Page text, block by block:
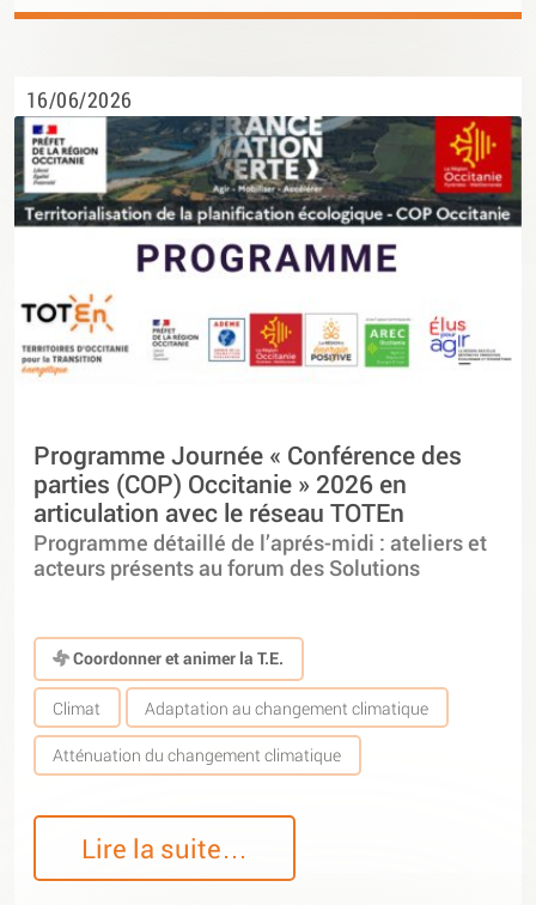
16/06/2026
Programme Journée « Conférence des
parties (COP) Occitanie » 2026 en
articulation avec le réseau TOTEn
Programme détaillé de l’aprés-midi : ateliers et
acteurs présents au forum des Solutions
Coordonner et animer la T.E.
Climat Adaptation au changement climatique
Atténuation du changement climatique
Lire la suite…